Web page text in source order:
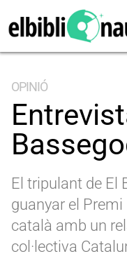
OPINIÓ
El tripulant de El
guanyar el
català amb un
col·lectiva